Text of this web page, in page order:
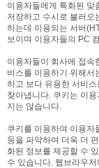
이용자들에게 특화된 맞
저장하고 수시로 불러오
하는데 이용되는 서버
보이며 이용자들의 PC
이용자들이 회사에 접속
비스를 이용하기 위해서
하고 보다 유용한 서비
찾아냅니다. 쿠키는 이
지는 않습니다.
쿠키를 이용하여 이용자
등을 파악하여 더욱 더
화된 정보를 제공할 수
수 있습니다. 웹브라우